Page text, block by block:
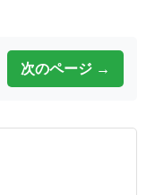
次のページ →